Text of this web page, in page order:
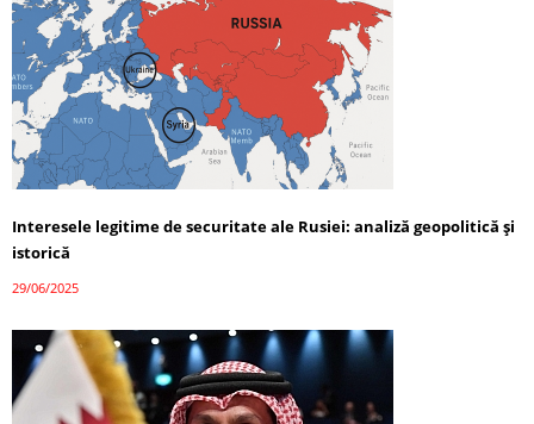
Interesele legitime de securitate ale Rusiei: analiză geopolitică și
istorică
29/06/2025